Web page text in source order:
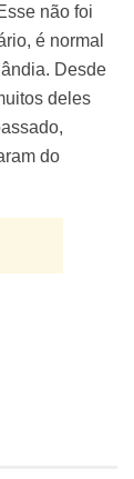
não foi
é normal
Desde
deles
do